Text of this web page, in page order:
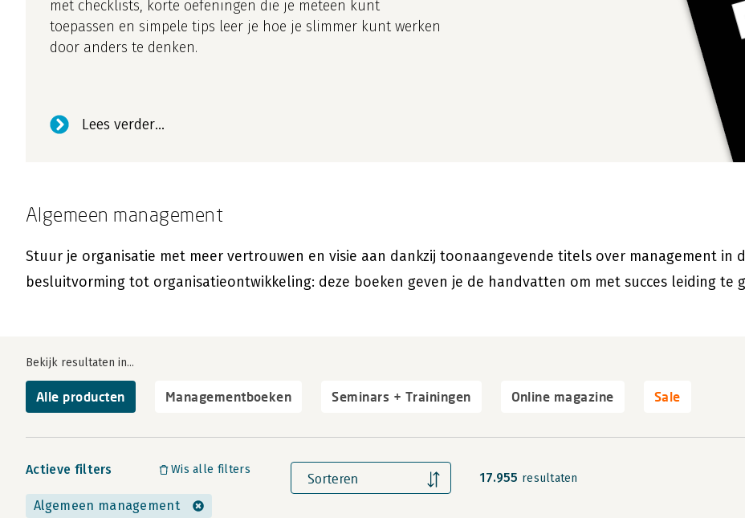
met checklists, korte oefeningen die je meteen kunt
toepassen en simpele tips leer je hoe je slimmer kunt werken
door anders te denken.
Lees verder...
Algemeen management
Stuur je organisatie met meer vertrouwen en visie aan dankzij toonaangevende titels over management in
besluitvorming tot organisatieontwikkeling: deze boeken geven je de handvatten om met succes leiding te
Bekijk resultaten in...
Alle producten Managementboeken Seminars + Trainingen Online magazine Sale
Actieve filters Wis alle filters
Algemeen management
Sorteren 17.955 resultaten